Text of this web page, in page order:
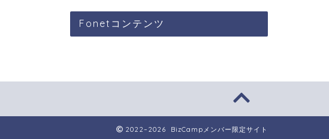
Fonetコンテンツ
2022–2026 BizCampメンバー限定サイト